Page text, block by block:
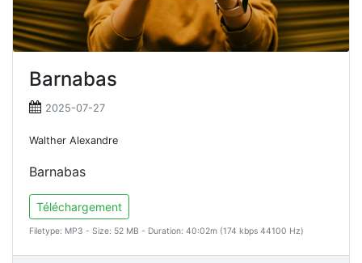
Barnabas
2025-07-27
Walther Alexandre
Barnabas
Téléchargement
Filetype: MP3 - Size: 52 MB - Duration: 40:02m (174 kbps 44100 Hz)